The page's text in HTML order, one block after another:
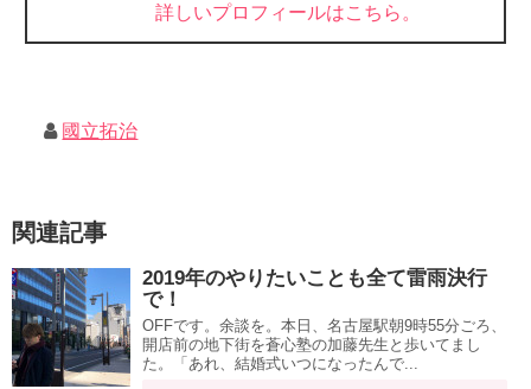
詳しいプロフィールはこちら。
國立拓治
関連記事
2019年のやりたいことも全て雷雨決行
で！
OFFです。余談を。本日、名古屋駅朝9時55分ごろ、
開店前の地下街を蒼心塾の加藤先生と歩いてまし
た。「あれ、結婚式いつになったんで...